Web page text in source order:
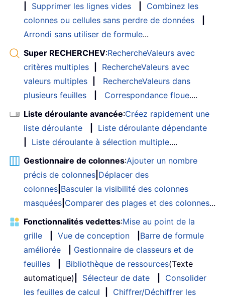
Supprimer les lignes vides
Combinez les
colonnes ou cellules sans perdre de données
Arrondi sans utiliser de formule...
Super RECHERCHEV:RechercheValeurs avec
critères multiples
RechercheValeurs avec
valeurs multiples
RechercheValeurs dans
plusieurs feuilles
Correspondance floue....
Liste déroulante avancée:Créez rapidement une
liste déroulante
Liste déroulante dépendante
Liste déroulante à sélection multiple....
Gestionnaire de colonnes:Ajouter un nombre
précis de colonnes Déplacer des
colonnes Basculer la visibilité des colonnes
masquées Comparer des plages et des colonnes...
Fonctionnalités vedettes:Mise au point de la
grille
Vue de conception
Barre de formule
améliorée
Gestionnaire de classeurs et de
feuilles
Bibliothèque de ressources(Texte
automatique)
Sélecteur de date
Consolider
les feuilles de calcul
Chiffrer/Déchiffrer les